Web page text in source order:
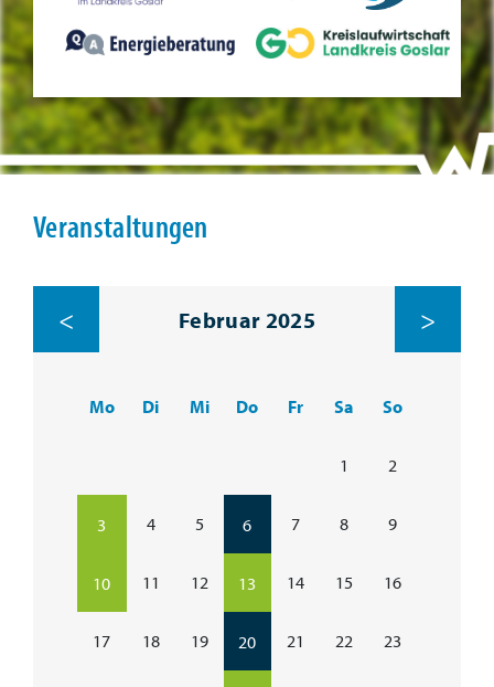
Veranstaltungen
Februar 2025
Mo Di Mi Do Fr Sa So
1 2
3 4 5 6 7 8 9
10 11 12 13 14 15 16
17 18 19 20 21 22 23
< >